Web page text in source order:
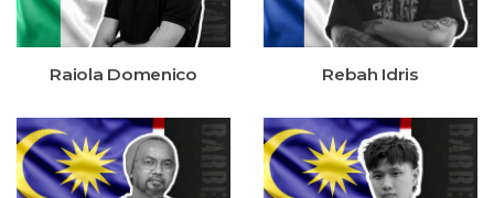
Raiola Domenico Rebah Idris